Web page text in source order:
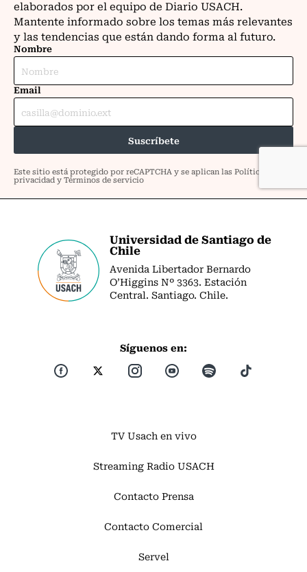
Universidad de Santiago de
Chile
Avenida Libertador Bernardo
O’Higgins Nº 3363. Estación
Central. Santiago. Chile.
Síguenos en:
TV Usach en vivo
Streaming Radio USACH
Contacto Prensa
Contacto Comercial
Servel